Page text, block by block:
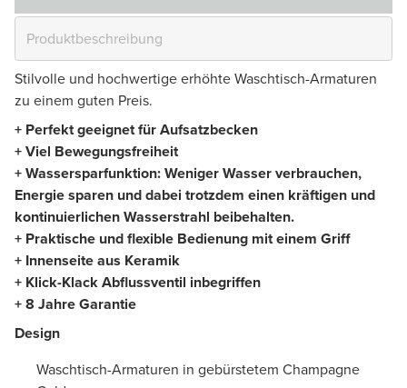
Stilvolle und hochwertige erhöhte Waschtisch-Armaturen
zu einem guten Preis.
+ Perfekt geeignet für Aufsatzbecken
+ Viel Bewegungsfreiheit
+ Wassersparfunktion: Weniger Wasser verbrauchen,
Energie sparen und dabei trotzdem einen kräftigen und
kontinuierlichen Wasserstrahl beibehalten.
+ Praktische und flexible Bedienung mit einem Griff
+ Innenseite aus Keramik
+ Klick-Klack Abflussventil inbegriffen
+ 8 Jahre Garantie
Design
Waschtisch-Armaturen in gebürstetem Champagne